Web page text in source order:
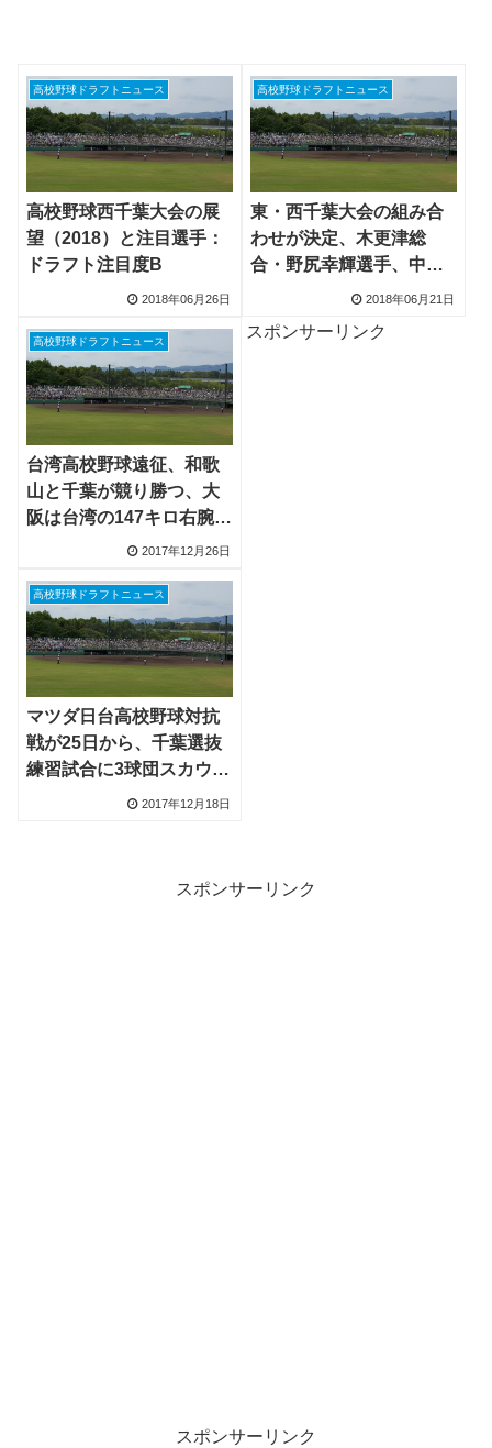
高校野球ドラフトニュース
高校野球西千葉大会の展
望（2018）と注目選手：
ドラフト注目度B
2018年06月26日
高校野球ドラフトニュース
東・西千葉大会の組み合
わせが決定、木更津総
合・野尻幸輝選手、中央
学院・大谷拓海選手が最
2018年06月21日
高校野球ドラフトニュース
台湾高校野球遠征、和歌
山と千葉が競り勝つ、大
阪は台湾の147キロ右腕な
どに完封負け
2017年12月26日
スポンサーリンク
高校野球ドラフトニュース
マツダ日台高校野球対抗
戦が25日から、千葉選抜
練習試合に3球団スカウト
2017年12月18日
スポンサーリンク
スポンサーリンク